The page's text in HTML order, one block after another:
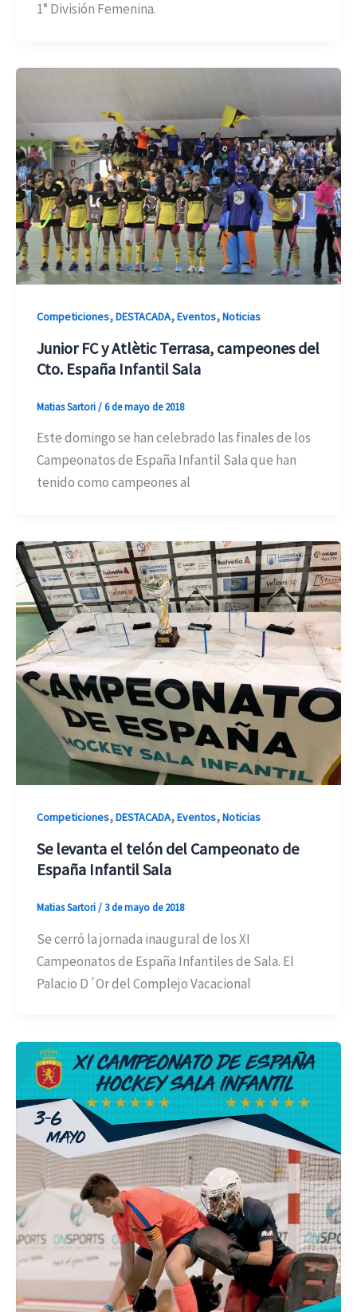
1° División Femenina.
Competiciones,DESTACADA,Eventos,Noticias
Junior FC y Atlètic Terrasa, campeones del
Cto. España Infantil Sala
Matias Sartori/6 de mayo de 2018
Este domingo se han celebrado las finales de los
Campeonatos de España Infantil Sala que han
tenido como campeones al
Competiciones,DESTACADA,Eventos,Noticias
Se levanta el telón del Campeonato de
España Infantil Sala
Matias Sartori/ 3 de mayo de 2018
Se cerró la jornada inaugural de los XI
Campeonatos de España Infantiles de Sala. El
Palacio D´Or del Complejo Vacacional